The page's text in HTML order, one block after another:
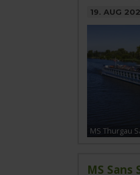
19. AUG
MS Thurgau
MS